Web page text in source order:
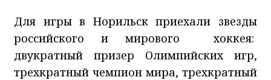
Для игры в Норильск приехали звезды
российского и мирового хоккея:
двукратный призер Олимпийских игр,
трехкратный чемпион мира, трехкратный